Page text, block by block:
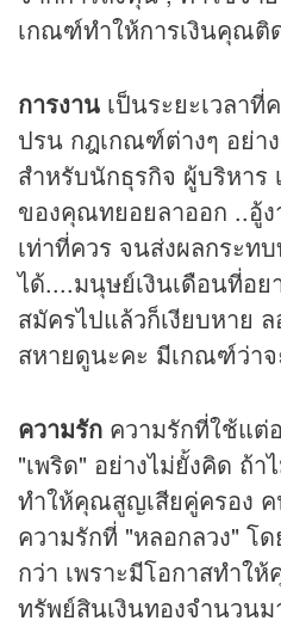
เกณฑ์ทำให้การเงินคุณ
การงาน เป็นระยะเวลา
ปรน กฎเกณฑ์ต่างๆ อย่าง
สำหรับนักธุรกิจ ผู้บริหาร
ของคุณทยอยลาออก ..อู้ง
เท่าที่ควร จนส่งผลกระท
ได้....มนุษย์เงินเดือนที่อ
สมัครไปแล้วก็เงียบหาย
สหายดูนะคะ มีเกณฑ์ว่า
ความรัก ความรักที่ใช้แต่
"เพริด" อย่างไม่ยั้งคิด ถ้า
ทำให้คุณสูญเสียคู่ครอง ค
ความรักที่ "หลอกลวง" โ
กว่า เพราะมีโอกาสทำใ
ทรัพย์สินเงินทองจำนวนม